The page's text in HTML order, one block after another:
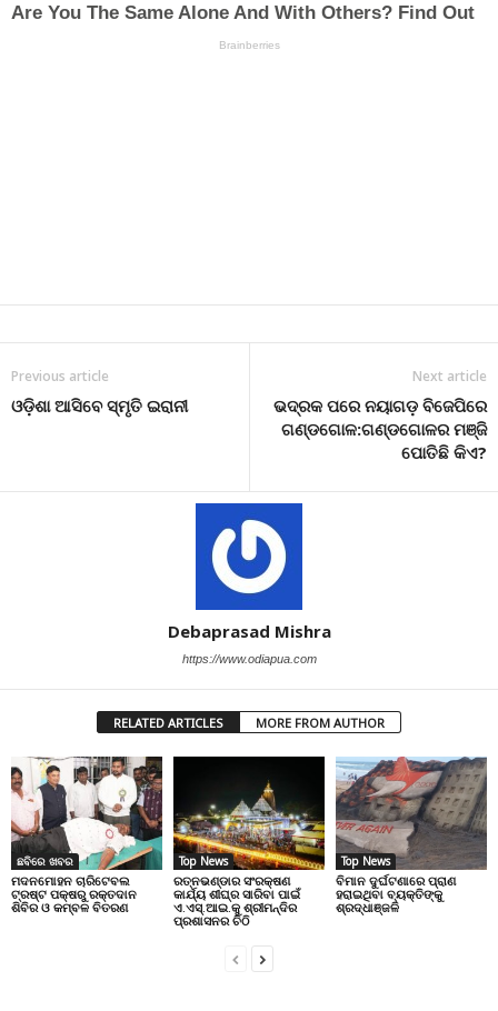
Previous article
ଓଡ଼ିଶା ଆସିବେ ସ୍ମୃତି ଇରାନୀ
Next article
ଭଦ୍ରକ ପରେ ନୟାଗଡ଼ ବିଜେପିରେ
ଗଣ୍ଡଗୋଳ:ଗଣ୍ଡଗୋଳର ମଞ୍ଜି
ପୋତିଛି କିଏ?
Debaprasad Mishra
https://www.odiapua.com
RELATED ARTICLES MORE FROM AUTHOR
ଛବିରେ ଖବର
ମଦନମୋହନ ଚାରିଟେବଲ
ଟ୍ରଷ୍ଟ ପକ୍ଷରୁ ରକ୍ତଦାନ
ଶିବିର ଓ କମ୍ବଳ ବିତରଣ
Top News
ରତ୍ନଭଣ୍ଡାର ସଂରକ୍ଷଣ
କାର୍ଯ୍ୟ ଶୀଘ୍ର ସାରିବା ପାଇଁ
ଏ.ଏସ୍.ଆଇ.କୁ ଶ୍ରୀମନ୍ଦିର
ପ୍ରଶାସନର ଚିଠି
Top News
ବିମାନ ଦୁର୍ଘଟଣାରେ ପ୍ରାଣ
ହରାଇଥିବା ବ୍ୟକ୍ତିଙ୍କୁ
ଶ୍ରଦ୍ଧାଞ୍ଜଳି